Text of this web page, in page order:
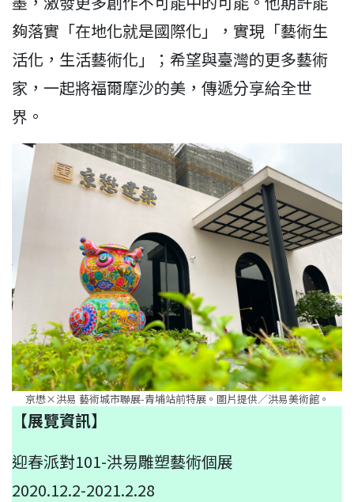
夠落實「在地化就是國際化」，實現「藝術生
活化，生活藝術化」；希望與臺灣的更多藝術
家，一起將福爾摩沙的美，傳遞分享給全世
界。
京懋×洪易 藝術城市聯展-青埔站前特展。圖片提供／洪易美術館。
【展覽資訊】
迎春派對101-洪易雕塑藝術個展
2020.12.2-2021.2.28